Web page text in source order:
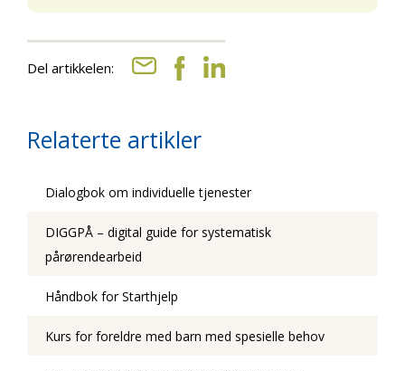
Del artikkelen:
Relaterte artikler
Dialogbok om individuelle tjenester
DIGGPÅ – digital guide for systematisk
pårørendearbeid
Håndbok for Starthjelp
Kurs for foreldre med barn med spesielle behov